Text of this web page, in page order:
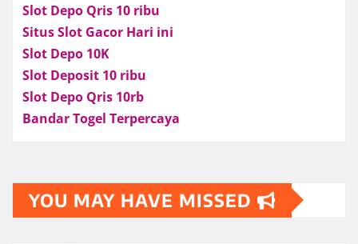
Slot Depo Qris 10 ribu
Situs Slot Gacor Hari ini
Slot Depo 10K
Slot Deposit 10 ribu
Slot Depo Qris 10rb
Bandar Togel Terpercaya
YOU MAY HAVE MISSED